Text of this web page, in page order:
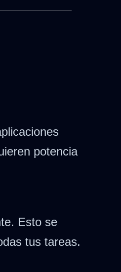
potencia
Esto se
tus tareas.